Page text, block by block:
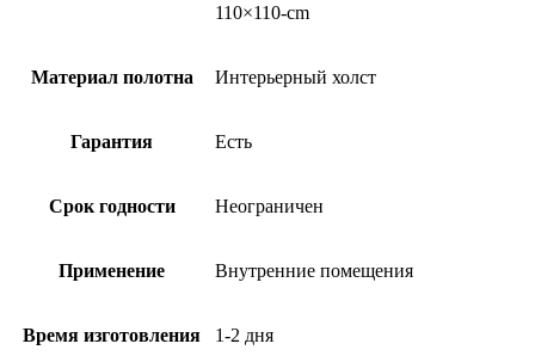
110×110-cm
Материал полотна Интерьерный холст
Гарантия Есть
Срок годности Неограничен
Применение Внутренние помещения
Время изготовления 1-2 дня